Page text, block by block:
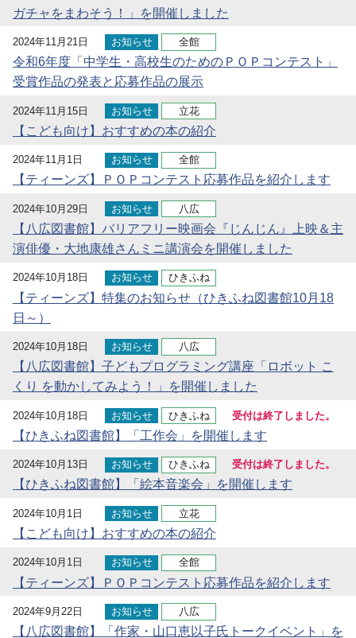
ガチャをまわそう！」を開催しました
2024年11月21日 お知らせ 全館
令和6年度「中学生・高校生のためのＰＯＰコンテスト」
受賞作品の発表と応募作品の展示
2024年11月15日 お知らせ 立花
【こども向け】おすすめの本の紹介
2024年11月1日 お知らせ 全館
【ティーンズ】ＰＯＰコンテスト応募作品を紹介します
2024年10月29日 お知らせ 八広
【八広図書館】バリアフリー映画会『じんじん』上映＆主
演俳優・大地康雄さんミニ講演会を開催しました
2024年10月18日 お知らせ ひきふね
【ティーンズ】特集のお知らせ（ひきふね図書館10月18
日～）
2024年10月18日 お知らせ 八広
【八広図書館】子どもプログラミング講座「ロボット こ
くり を動かしてみよう！」を開催しました
2024年10月18日 お知らせ ひきふね 受付は終了しました。
【ひきふね図書館】「工作会」を開催します
2024年10月13日 お知らせ ひきふね 受付は終了しました。
【ひきふね図書館】「絵本音楽会」を開催します
2024年10月1日 お知らせ 立花
【こども向け】おすすめの本の紹介
2024年10月1日 お知らせ 全館
【ティーンズ】ＰＯＰコンテスト応募作品を紹介します
2024年9月22日 お知らせ 八広
【八広図書館】「作家・山口恵以子氏トークイベント」を